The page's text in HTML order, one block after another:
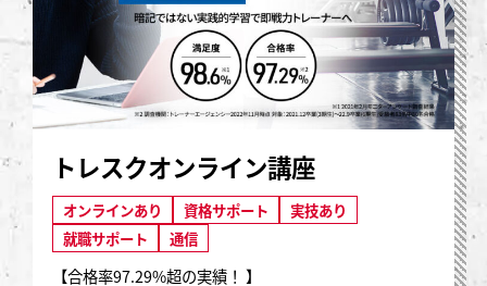
トレスクオンライン講座
オンラインあり 資格サポート
実技あり
就職サポート
通信
【合格率97.29%超の実績！ 】